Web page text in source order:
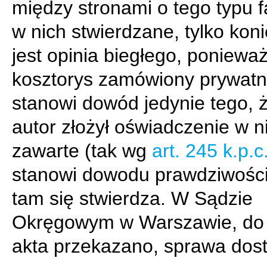
między stronami o tego typu
w nich stwierdzane, tylko
jest opinia biegłego,
kosztorys zamówiony
stanowi dowód jedynie tego,
autor złożył oświadczenie w
zawarte (tak wg art. 245
stanowi dowodu
tam się stwierdza. W Sądzie
Okręgowym w Warszawie,
akta przekazano, sprawa